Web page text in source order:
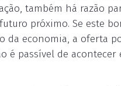
também há razão
próximo. Se este
economia, a oferta
passível de